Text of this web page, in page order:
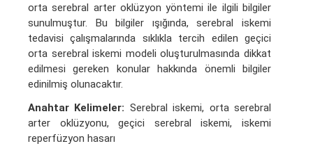
orta serebral arter oklüzyon yöntemi ile ilgili bilgiler
sunulmuştur. Bu bilgiler ışığında, serebral iskemi
tedavisi çalışmalarında sıklıkla tercih edilen geçici
orta serebral iskemi modeli oluşturulmasında dikkat
edilmesi gereken konular hakkında önemli bilgiler
edinilmiş olunacaktır.
Anahtar Kelimeler: Serebral iskemi, orta serebral
arter oklüzyonu, geçici serebral iskemi, iskemi
reperfüzyon hasarı